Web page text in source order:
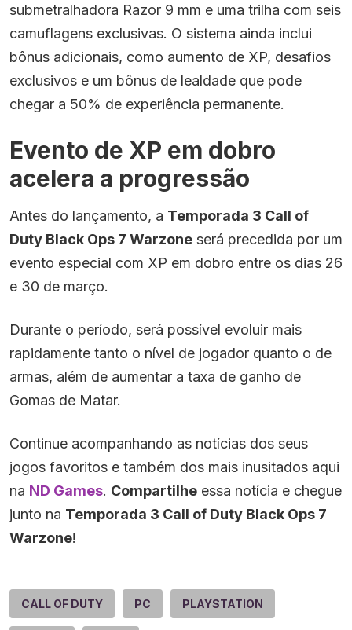
submetralhadora Razor 9 mm e uma trilha com seis
camuflagens exclusivas. O sistema ainda inclui
bônus adicionais, como aumento de XP, desafios
exclusivos e um bônus de lealdade que pode
chegar a 50% de experiência permanente.
Evento de XP em dobro
acelera a progressão
Antes do lançamento, a Temporada 3 Call of
Duty Black Ops 7 Warzone será precedida por um
evento especial com XP em dobro entre os dias 26
e 30 de março.
Durante o período, será possível evoluir mais
rapidamente tanto o nível de jogador quanto o de
armas, além de aumentar a taxa de ganho de
Gomas de Matar.
Continue acompanhando as notícias dos seus
jogos favoritos e também dos mais inusitados aqui
na ND Games. Compartilhe essa notícia e chegue
junto na Temporada 3 Call of Duty Black Ops 7
Warzone!
CALL OF DUTY PC PLAYSTATION